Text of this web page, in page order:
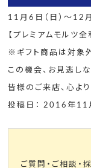
11月6日（日）～12
【プレミアムモルツ全
※ギフト商品は対象外
この機会、お見逃
皆様のご来店、心よ
投稿日： 2016年11
ご質問・ご相談